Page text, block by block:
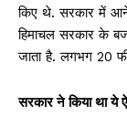
किए थे. सरकार में आने
हिमाचल सरकार के
जाता है. लगभग 20
सरकार ने किया था ये